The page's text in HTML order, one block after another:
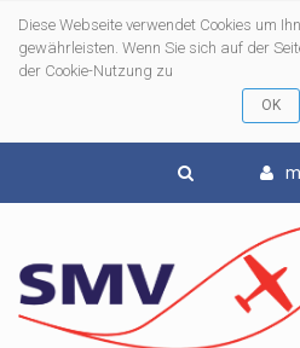
Diese Webseite verwendet Cookies um
gewährleisten. Wenn Sie sich auf der
der Cookie-Nutzung zu